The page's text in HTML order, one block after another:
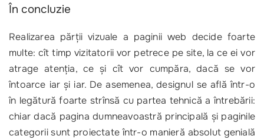
În concluzie
Realizarea părţii vizuale a paginii web decide foarte
multe: cît timp vizitatorii vor petrece pe site, la ce ei vor
atrage atenţia, ce şi cît vor cumpăra, dacă se vor
întoarce iar şi iar. De asemenea, designul se află într-o
în legătură foarte strînsă cu partea tehnică a întrebării:
chiar dacă pagina dumneavoastră principală şi paginile
categorii sunt proiectate într-o manieră absolut genială